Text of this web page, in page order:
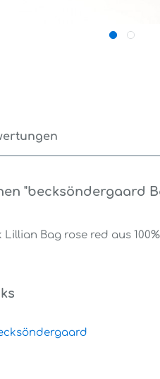
"becksöndergaard
Bag rose red aus